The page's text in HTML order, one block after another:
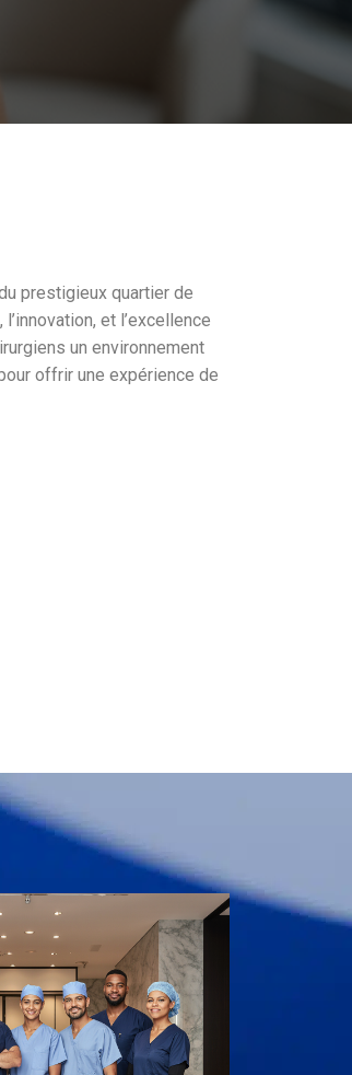
prestigieux quartier de
et l’excellence
un environnement
offrir une expérience de